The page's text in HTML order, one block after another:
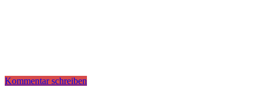
Kommentar schreiben